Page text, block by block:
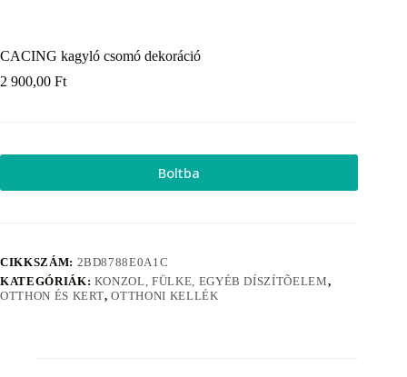
CACING kagyló csomó dekoráció
2 900,00 Ft
Boltba
CIKKSZÁM: 2BD8788E0A1C
KATEGÓRIÁK: KONZOL, FÜLKE, EGYÉB DÍSZÍTÕELEM,
OTTHON ÉS KERT,OTTHONI KELLÉK